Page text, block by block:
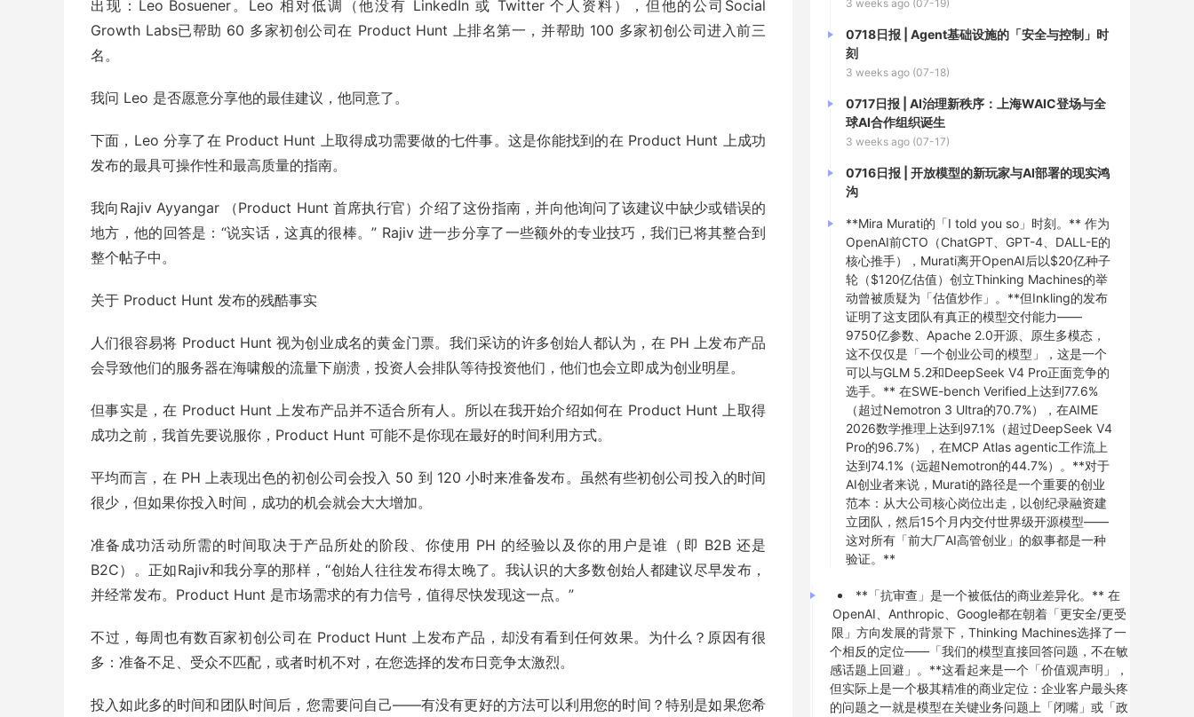
出现：Leo Bosuener。Leo 相对低调（他没有 LinkedIn 或 Twitter 个人资料），但他的公司Social
Growth Labs已帮助 60 多家初创公司在 Product Hunt 上排名第一，并帮助 100 多家初创公司进入前三
名。
我问 Leo 是否愿意分享他的最佳建议，他同意了。
下面，Leo 分享了在 Product Hunt 上取得成功需要做的七件事。这是你能找到的在 Product Hunt 上成功
发布的最具可操作性和最高质量的指南。
我向Rajiv Ayyangar （Product Hunt 首席执行官）介绍了这份指南，并向他询问了该建议中缺少或错误的
地方，他的回答是：“说实话，这真的很棒。” Rajiv 进一步分享了一些额外的专业技巧，我们已将其整合到
整个帖子中。
关于 Product Hunt 发布的残酷事实
人们很容易将 Product Hunt 视为创业成名的黄金门票。我们采访的许多创始人都认为，在 PH 上发布产品
会导致他们的服务器在海啸般的流量下崩溃，投资人会排队等待投资他们，他们也会立即成为创业明星。
但事实是，在 Product Hunt 上发布产品并不适合所有人。所以在我开始介绍如何在 Product Hunt 上取得
成功之前，我首先要说服你，Product Hunt 可能不是你现在最好的时间利用方式。
平均而言，在 PH 上表现出色的初创公司会投入 50 到 120 小时来准备发布。虽然有些初创公司投入的时间
很少，但如果你投入时间，成功的机会就会大大增加。
准备成功活动所需的时间取决于产品所处的阶段、你使用 PH 的经验以及你的用户是谁（即 B2B 还是
B2C）。正如Rajiv和我分享的那样，“创始人往往发布得太晚了。我认识的大多数创始人都建议尽早发布，
并经常发布。Product Hunt 是市场需求的有力信号，值得尽快发现这一点。”
不过，每周也有数百家初创公司在 Product Hunt 上发布产品，却没有看到任何效果。为什么？原因有很
多：准备不足、受众不匹配，或者时机不对，在您选择的发布日竞争太激烈。
投入如此多的时间和团队时间后，您需要问自己——有没有更好的方法可以利用您的时间？特别是如果您希
3 weeks ago (07-19)
0718日报 | Agent基础设施的「安全与控制」时
刻
3 weeks ago (07-18)
0717日报 | AI治理新秩序：上海WAIC登场与全
球AI合作组织诞生
3 weeks ago (07-17)
0716日报 | 开放模型的新玩家与AI部署的现实鸿
沟
**Mira Murati的「I told you so」时刻。** 作为
OpenAI前CTO（ChatGPT、GPT-4、DALL-E的
核心推手），Murati离开OpenAI后以$20亿种子
轮（$120亿估值）创立Thinking Machines的举
动曾被质疑为「估值炒作」。**但Inkling的发布
证明了这支团队有真正的模型交付能力——
9750亿参数、Apache 2.0开源、原生多模态，
这不仅仅是「一个创业公司的模型」，这是一个
可以与GLM 5.2和DeepSeek V4 Pro正面竞争的
选手。** 在SWE-bench Verified上达到77.6%
（超过Nemotron 3 Ultra的70.7%），在AIME
2026数学推理上达到97.1%（超过DeepSeek V4
Pro的96.7%），在MCP Atlas agentic工作流上
达到74.1%（远超Nemotron的44.7%）。**对于
AI创业者来说，Murati的路径是一个重要的创业
范本：从大公司核心岗位出走，以创纪录融资建
立团队，然后15个月内交付世界级开源模型——
这对所有「前大厂AI高管创业」的叙事都是一种
验证。**
**「抗审查」是一个被低估的商业差异化。** 在
OpenAI、Anthropic、Google都在朝着「更安全/更受
限」方向发展的背景下，Thinking Machines选择了一
个相反的定位——「我们的模型直接回答问题，不在敏
感话题上回避」。**这看起来是一个「价值观声明」，
但实际上是一个极其精准的商业定位：企业客户最头疼
的问题之一就是模型在关键业务问题上「闭嘴」或「政